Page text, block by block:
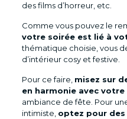
des films d’horreur, etc.
Comme vous pouvez le
votre soirée est lié à
thématique choisie, vous
d’intérieur cosy et festive.
Pour ce faire, misez sur
en harmonie avec
ambiance de fête. Pour
intimiste, optez pour